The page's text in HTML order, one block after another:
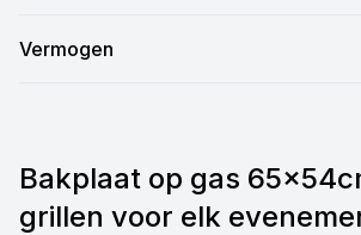
Vermogen
Bakplaat op gas
grillen voor elk